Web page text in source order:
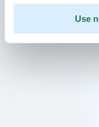
Use